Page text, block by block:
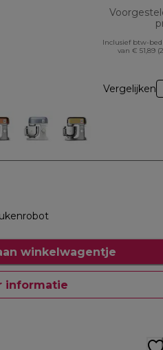
Inclusief btw-
van € 51,89
Vergelijken
winkelwagentje
informatie